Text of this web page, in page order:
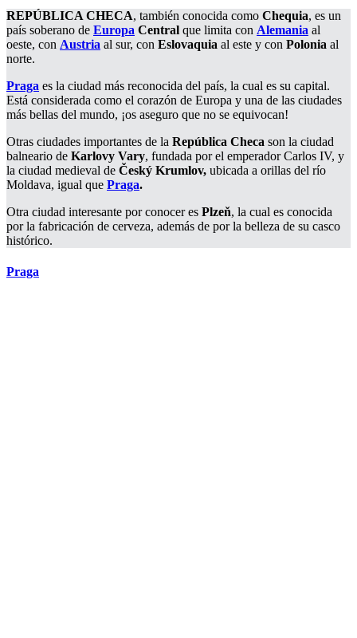
REPÚBLICA CHECA, también conocida como Chequia, es un
país soberano de Europa Central que limita con Alemania al
oeste, con Austria al sur, con Eslovaquia al este y con Polonia al
norte.
Praga es la ciudad más reconocida del país, la cual es su capital.
Está considerada como el corazón de Europa y una de las ciudades
más bellas del mundo, ¡os aseguro que no se equivocan!
Otras ciudades importantes de la República Checa son la ciudad
balneario de Karlovy Vary, fundada por el emperador Carlos IV, y
la ciudad medieval de Český Krumlov, ubicada a orillas del río
Moldava, igual que Praga.
Otra ciudad interesante por conocer es Plzeň, la cual es conocida
por la fabricación de cerveza, además de por la belleza de su casco
histórico.
Praga